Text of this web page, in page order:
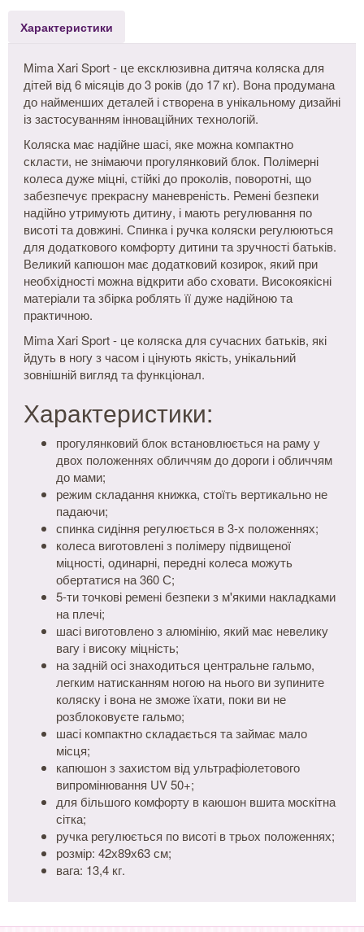
Характеристики
Mima Xari Sport - це ексклюзивна дитяча коляска для
дітей від 6 місяців до 3 років (до 17 кг). Вона продумана
до найменших деталей і створена в унікальному дизайні
із застосуванням інноваційних технологій.
Коляска має надійне шасі, яке можна компактно
скласти, не знімаючи прогулянковий блок. Полімерні
колеса дуже міцні, стійкі до проколів, поворотні, що
забезпечує прекрасну маневреність. Ремені безпеки
надійно утримують дитину, і мають регулювання по
висоті та довжині. Спинка і ручка коляски регулюються
для додаткового комфорту дитини та зручності батьків.
Великий капюшон має додатковий козирок, який при
необхідності можна відкрити або сховати. Високоякісні
матеріали та збірка роблять її дуже надійною та
практичною.
Mima Xari Sport - це коляска для сучасних батьків, які
йдуть в ногу з часом і цінують якість, унікальний
зовнішній вигляд та функціонал.
Характеристики:
прогулянковий блок встановлюється на раму у
двох положеннях обличчям до дороги і обличчям
до мами;
режим складання книжка, стоїть вертикально не
падаючи;
спинка сидіння регулюється в 3-х положеннях;
колеса виготовлені з полімеру підвищеної
міцності, одинарні, пepeдні кoлeca мoжуть
обертатися на 360 С;
5-ти точкові ремені безпеки з м'якими накладками
на плечі;
шасі виготовлено з алюмінію, який має невелику
вагу і високу міцність;
на задній осі знаходиться центральне гальмо,
легким натисканням ногою на нього ви зупините
коляску і вона не зможе їхати, поки ви не
розблоковуєте гальмо;
шасі компактно складається та займає мало
місця;
капюшон з захистом від ультрафіолетового
випромінювання UV 50+;
для більшого комфорту в каюшон вшита москітна
сітка;
ручка регулюється по висоті в трьох положеннях;
розмір: 42х89х63 см;
вага: 13,4 кг.